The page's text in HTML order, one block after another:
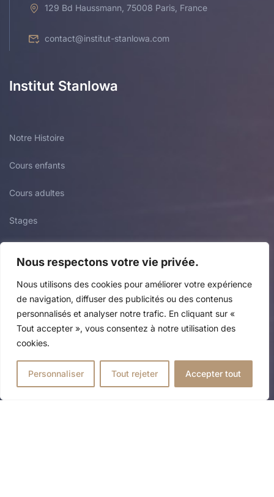
Nous respectons votre vie privée.
Nous utilisons des cookies pour améliorer votre expérience
de navigation, diffuser des publicités ou des contenus
personnalisés et analyser notre trafic. En cliquant sur «
Tout accepter », vous consentez à notre utilisation des
cookies.
Personnaliser Tout rejeter Accepter tout
129 Bd Haussmann, 75008 Paris, France
contact@institut-stanlowa.com
Institut Stanlowa
Notre Histoire
Cours enfants
Cours adultes
Stages
Infos
FAQ
Contact